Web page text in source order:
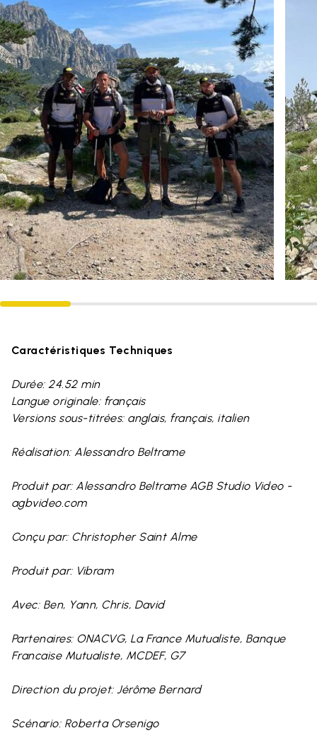
Caractéristiques Techniques
Durée: 24.52 min
Langue originale: français
Versions sous-titrées: anglais, français, italien
Réalisation: Alessandro Beltrame
Produit par: Alessandro Beltrame AGB Studio Video -
agbvideo.com
Conçu par: Christopher Saint Alme
Produit par: Vibram
Avec: Ben, Yann, Chris, David
Partenaires: ONACVG, La France Mutualiste, Banque
Francaise Mutualiste, MCDEF, G7
Direction du projet: Jérôme Bernard
Scénario: Roberta Orsenigo